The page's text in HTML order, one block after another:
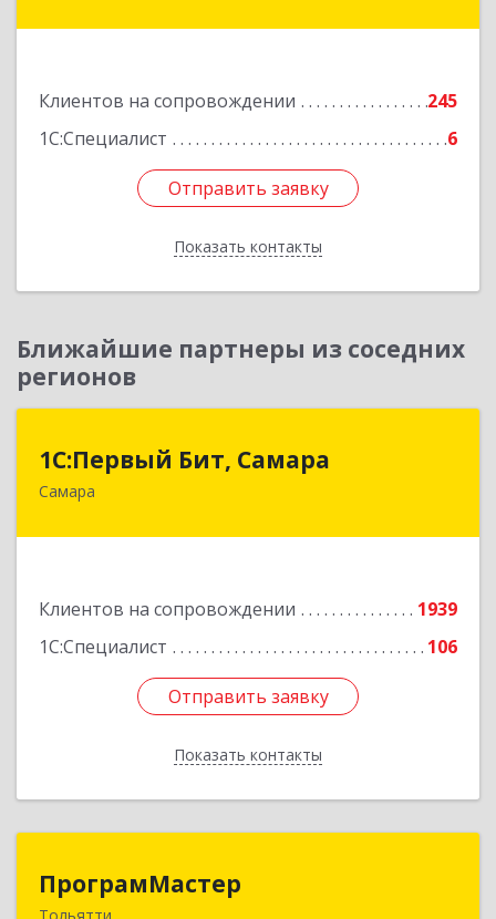
Клиентов на сопровождении
245
1С:Специалист
6
Отправить заявку
Показать контакты
Отправить заявку
Назад
Ближайшие партнеры из соседних
регионов
1С:Первый Бит, Самара
Самара
Клиентов на сопровождении
1939
1С:Специалист
106
Отправить заявку
Показать контакты
1С:Первый Бит, Самара
443013, Самарская обл, Самара г, Дачная ул,
Отправить заявку
Назад
ПрограмМастер
Тольятти